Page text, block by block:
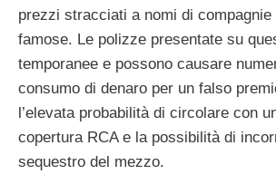
prezzi stracciati a nomi di
famose. Le polizze presentate su
temporanee e possono causare
consumo di denaro per un falso
l’elevata probabilità di circolare con
copertura RCA e la possibilità di
sequestro del mezzo.